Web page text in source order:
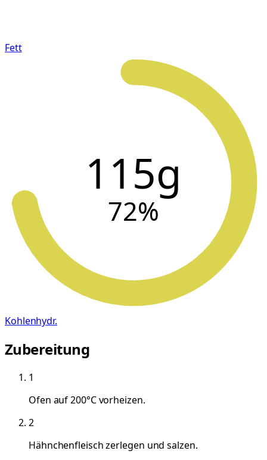
Fett
115g
72%
Kohlenhydr.
Zubereitung
1
Ofen auf 200°C vorheizen.
2
Hähnchenfleisch zerlegen und salzen.